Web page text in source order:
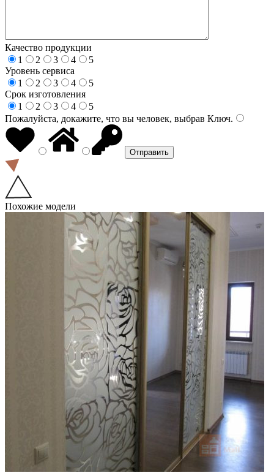
Качество продукции
1
2 3 4
5
Уровень сервиса
1
2 3 4
5
Срок изготовления
1
2 3 4
5
Пожалуйста, докажите, что вы человек, выбрав Ключ.
Похожие модели